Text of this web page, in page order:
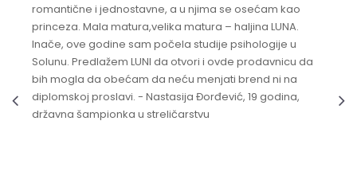
romantične i jednostavne, a u njima se osećam kao
princeza. Mala matura,velika matura – haljina LUNA.
Inače, ove godine sam počela studije psihologije u
Solunu. Predlažem LUNI da otvori i ovde prodavnicu da
bih mogla da obećam da neću menjati brend ni na
diplomskoj proslavi. - Nastasija Đorđević, 19 godina,
državna šampionka u streličarstvu